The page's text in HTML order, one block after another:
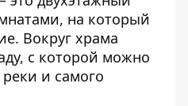
на который
Вокруг храма
с которой можно
и самого